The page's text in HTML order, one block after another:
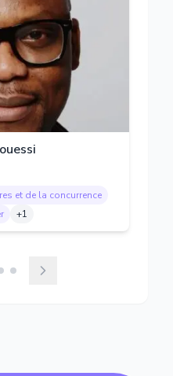
et de la concurrence
+1